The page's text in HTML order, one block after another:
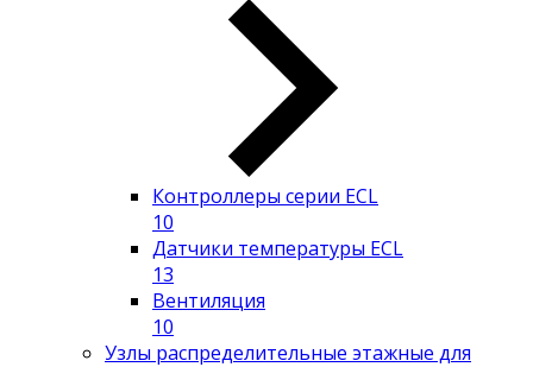
Контроллеры серии ECL
10
Датчики температуры ECL
13
Вентиляция
10
Узлы распределительные этажные для